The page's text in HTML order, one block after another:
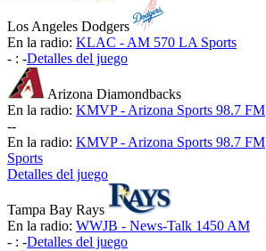
Los Angeles Dodgers
En la radio: KLAC - AM 570 LA Sports
- : -Detalles del juego
Arizona Diamondbacks
En la radio: KMVP - Arizona Sports 98.7 FM
--
En la radio: KMVP - Arizona Sports 98.7 FM
Sports
Detalles del juego
Tampa Bay Rays
En la radio: WWJB - News-Talk 1450 AM
- : -Detalles del juego